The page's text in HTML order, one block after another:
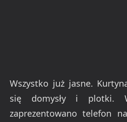
Wszystko już jasne.
się domysły i plotki.
zaprezentowano telefon